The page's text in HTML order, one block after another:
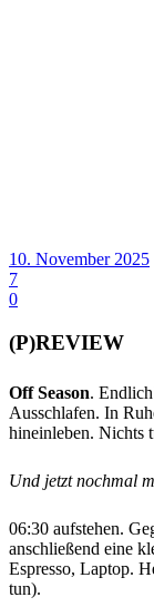
10. November 2025
7
0
(P)REVIEW
Off Season.
Ausschlafen. In
hineinleben. Nichts
Und jetzt nochmal
06:30 aufstehen.
anschließend eine
Espresso, Laptop.
tun).